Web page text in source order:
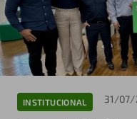
INSTITUCIONAL 31/07/